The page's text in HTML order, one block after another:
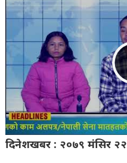
दिनेशखबर : २०७९ मंसिर २२